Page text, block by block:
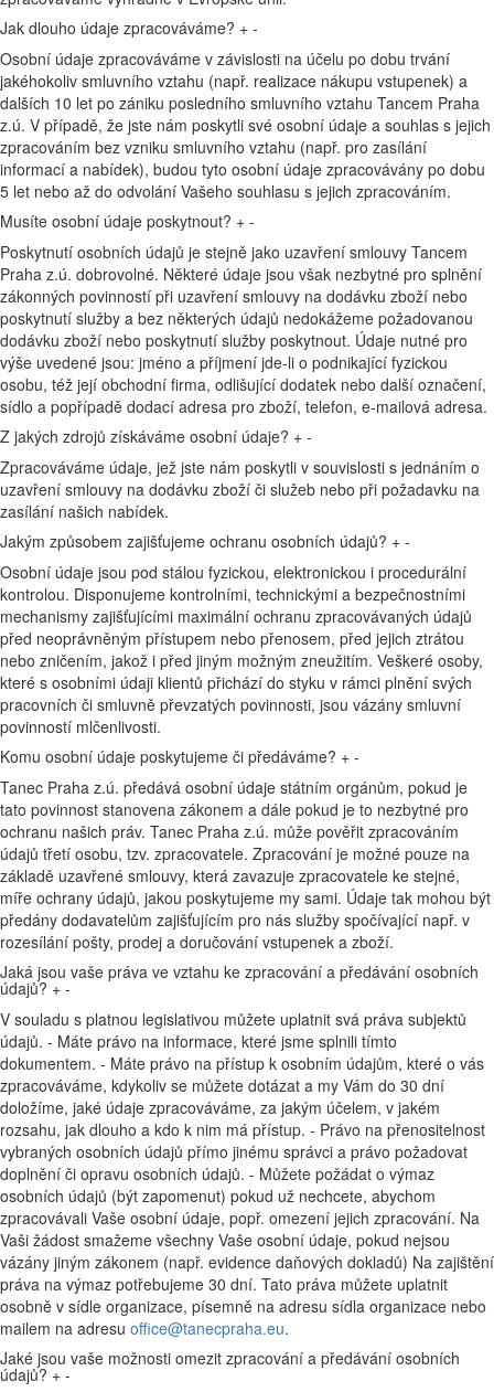
Jak dlouho údaje zpracováváme? + -
Osobní údaje zpracováváme v závislosti na účelu po dobu trvání
jakéhokoliv smluvního vztahu (např. realizace nákupu vstupenek) a
dalších 10 let po zániku posledního smluvního vztahu Tancem Praha
z.ú. V případě, že jste nám poskytli své osobní údaje a souhlas s jejich
zpracováním bez vzniku smluvního vztahu (např. pro zasílání
informací a nabídek), budou tyto osobní údaje zpracovávány po dobu
5 let nebo až do odvolání Vašeho souhlasu s jejich zpracováním.
Musíte osobní údaje poskytnout? + -
Poskytnutí osobních údajů je stejně jako uzavření smlouvy Tancem
Praha z.ú. dobrovolné. Některé údaje jsou však nezbytné pro splnění
zákonných povinností při uzavření smlouvy na dodávku zboží nebo
poskytnutí služby a bez některých údajů nedokážeme požadovanou
dodávku zboží nebo poskytnutí služby poskytnout. Údaje nutné pro
výše uvedené jsou: jméno a příjmení jde-li o podnikající fyzickou
osobu, též její obchodní firma, odlišující dodatek nebo další označení,
sídlo a popřípadě dodací adresa pro zboží, telefon, e-mailová adresa.
Z jakých zdrojů získáváme osobní údaje? + -
Zpracováváme údaje, jež jste nám poskytli v souvislosti s jednáním o
uzavření smlouvy na dodávku zboží či služeb nebo při požadavku na
zasílání našich nabídek.
Jakým způsobem zajišťujeme ochranu osobních údajů? + -
Osobní údaje jsou pod stálou fyzickou, elektronickou i procedurální
kontrolou. Disponujeme kontrolními, technickými a bezpečnostními
mechanismy zajišťujícími maximální ochranu zpracovávaných údajů
před neoprávněným přístupem nebo přenosem, před jejich ztrátou
nebo zničením, jakož i před jiným možným zneužitím. Veškeré osoby,
které s osobními údaji klientů přichází do styku v rámci plnění svých
pracovních či smluvně převzatých povinnosti, jsou vázány smluvní
povinností mlčenlivosti.
Komu osobní údaje poskytujeme či předáváme? + -
Tanec Praha z.ú. předává osobní údaje státním orgánům, pokud je
tato povinnost stanovena zákonem a dále pokud je to nezbytné pro
ochranu našich práv. Tanec Praha z.ú. může pověřit zpracováním
údajů třetí osobu, tzv. zpracovatele. Zpracování je možné pouze na
základě uzavřené smlouvy, která zavazuje zpracovatele ke stejné,
míře ochrany údajů, jakou poskytujeme my sami. Údaje tak mohou být
předány dodavatelům zajišťujícím pro nás služby spočívající např. v
rozesílání pošty, prodej a doručování vstupenek a zboží.
Jaká jsou vaše práva ve vztahu ke zpracování a předávání osobních
údajů? + -
V souladu s platnou legislativou můžete uplatnit svá práva subjektů
údajů. - Máte právo na informace, které jsme splnili tímto
dokumentem. - Máte právo na přístup k osobním údajům, které o vás
zpracováváme, kdykoliv se můžete dotázat a my Vám do 30 dní
doložíme, jaké údaje zpracováváme, za jakým účelem, v jakém
rozsahu, jak dlouho a kdo k nim má přístup. - Právo na přenositelnost
vybraných osobních údajů přímo jinému správci a právo požadovat
doplnění či opravu osobních údajů. - Můžete požádat o výmaz
osobních údajů (být zapomenut) pokud už nechcete, abychom
zpracovávali Vaše osobní údaje, popř. omezení jejich zpracování. Na
Vaši žádost smažeme všechny Vaše osobní údaje, pokud nejsou
vázány jiným zákonem (např. evidence daňových dokladů) Na zajištění
práva na výmaz potřebujeme 30 dní. Tato práva můžete uplatnit
osobně v sídle organizace, písemně na adresu sídla organizace nebo
mailem na adresu office@tanecpraha.eu.
Jaké jsou vaše možnosti omezit zpracování a předávání osobních
údajů? + -